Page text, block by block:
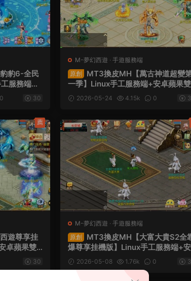
豹6-全民
服務端
套源碼
0 30
M-夢幻西遊 · 手遊服務端
原創
MT3換皮MH【萬古神道超變
一季】Linux手工服務端+安卓蘋果雙
端+GM後台+全套源碼+視頻架設教
2026-05-24 4.15k 0
遊尊享挂
卓蘋果雙
架設教程
30
薦
M-夢幻西遊 · 手遊服務端
原創
MT3換皮MH【大富大貴S2全
爆尊享挂機版】Linux手工服務端+安
卓蘋果雙端+GM後台+全套源碼+視
架設教程
2026-05-08 1.76k 0